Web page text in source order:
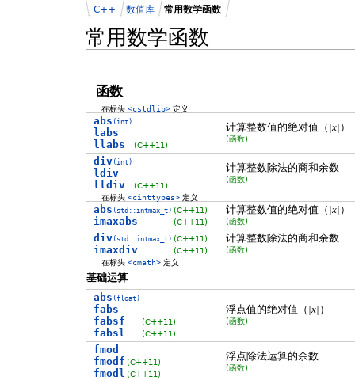
常用数学函数
C++ 数值库 常用数学函数
函数
在标头<cstdlib> 定义
abs (int)
labs
llabs
(C++11)
计算整数值的绝对值（ |x| ）
(函数)
div(int)
ldiv
lldiv
(C++11)
计算整数除法的商和余数
(函数)
在标头<cinttypes> 定义
abs (std::intmax_t)
imaxabs
(C++11)
(C++11)
计算整数值的绝对值（ |x| ）
(函数)
div(std::intmax_t)
imaxdiv
(C++11)
(C++11)
计算整数除法的商和余数
(函数)
在标头<cmath> 定义
基础运算
abs (float)
fabs
fabsf
fabsl
(C++11)
(C++11)
浮点值的绝对值（ |x| ）
(函数)
fmod
fmodf
fmodl
(C++11)
(C++11)
浮点除法运算的余数
(函数)